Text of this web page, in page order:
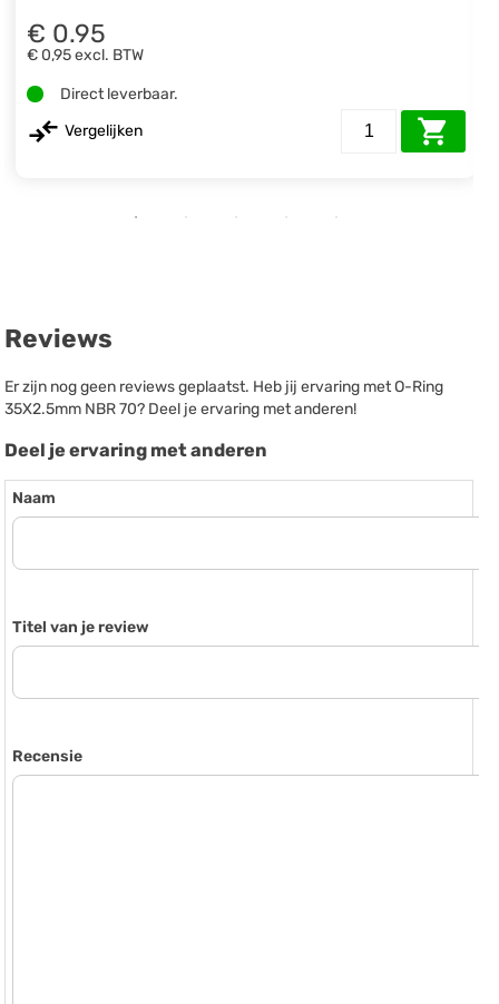
€ 0.95
€ 0,95excl. BTW
Direct leverbaar.
Vergelijken
Reviews
Er zijn nog geen reviews geplaatst. Heb jij ervaring met O-Ring
35X2.5mm NBR 70? Deel je ervaring met anderen!
Deel je ervaring met anderen
Naam
Titel van je review
Recensie